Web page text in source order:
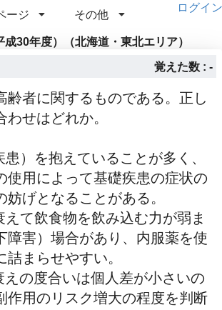
ージ その他
ログイン
30年度）（北海道・東北エリア）
覚えた数 : -
齢者に関するものである。正し
せはどれか。
）を抱えていることが多く、
使用によって基礎疾患の症状の
妨げとなることがある。
えて飲食物を飲み込む力が弱ま
障害）場合があり、内服薬を使
詰まらせやすい。
の度合いは個人差が小さいの
作用のリスク増大の程度を判断